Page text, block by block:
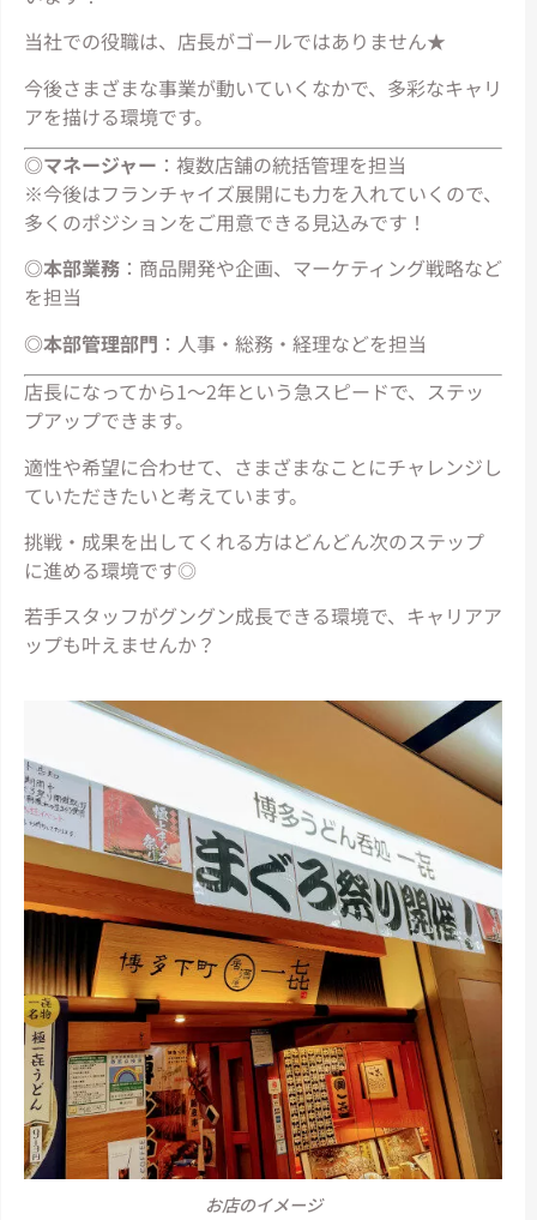
当社での役職は、店長がゴールではありません★
今後さまざまな事業が動いていくなかで、多彩なキャリ
アを描ける環境です。
◎マネージャー ：複数店舗の統括管理を担当
※今後はフランチャイズ展開にも力を入れていくので、
多くのポジションをご用意できる見込みです！
◎本部業務：商品開発や企画、マーケティング戦略など
を担当
◎本部管理部門 ：人事・総務・経理などを担当
店長になってから1～2年という急スピードで、ステッ
プアップできます。
適性や希望に合わせて、さまざまなことにチャレンジし
ていただきたいと考えています。
挑戦・成果を出してくれる方はどんどん次のステップ
に進める環境です◎
若手スタッフがグングン成長できる環境で、キャリアア
ップも叶えませんか？
お店のイメージ